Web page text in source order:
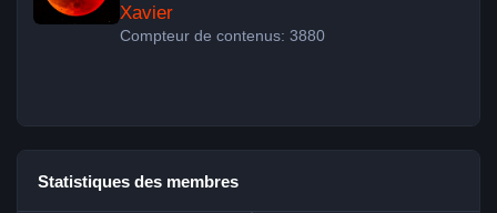
Xavier
Compteur de contenus: 3880
Statistiques des membres